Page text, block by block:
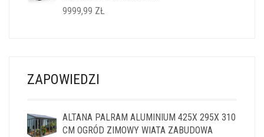
9999,99 ZŁ
ZAPOWIEDZI
ALTANA PALRAM ALUMINIUM 425X 295X 310
CM OGRÓD ZIMOWY WIATA ZABUDOWA